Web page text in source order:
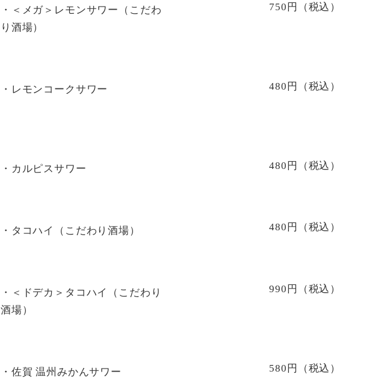
・＜メガ＞レモンサワー（こだわ
り酒場）
750円（税込）
・レモンコークサワー 480円（税込）
・カルピスサワー 480円（税込）
・タコハイ（こだわり酒場） 480円（税込）
・＜ドデカ＞タコハイ（こだわり
酒場）
990円（税込）
・佐賀 温州みかんサワー 580円（税込）